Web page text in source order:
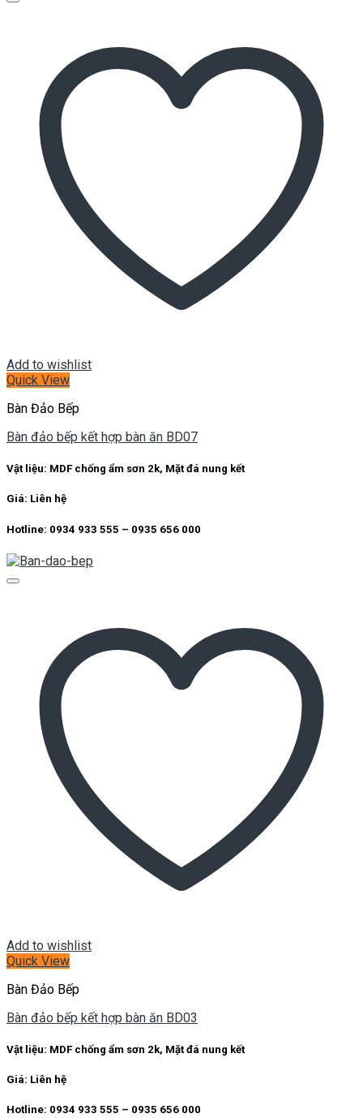
Add to wishlist
Quick View
Bàn Đảo Bếp
Bàn đảo bếp kết hợp bàn ăn BD07
Vật liệu: MDF chống ẩm sơn 2k, Mặt đá nung kết
Giá: Liên hệ
Hotline: 0934 933 555 – 0935 656 000
Add to wishlist
Quick View
Bàn Đảo Bếp
Bàn đảo bếp kết hợp bàn ăn BD03
Vật liệu: MDF chống ẩm sơn 2k, Mặt đá nung kết
Giá: Liên hệ
Hotline: 0934 933 555 – 0935 656 000